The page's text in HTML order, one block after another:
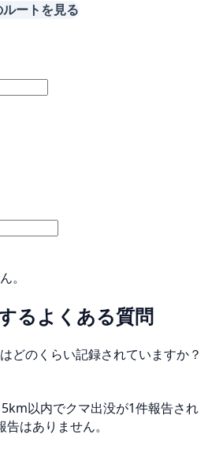
ートを見る
。
るよくある質問
どのくらい記録されていますか？
以内でクマ出没が1件報告され
はありません。